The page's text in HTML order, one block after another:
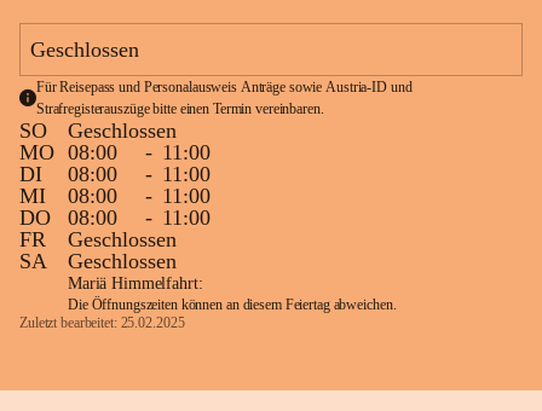
Geschlossen
Für Reisepass und Personalausweis Anträge sowie Austria-ID und
Strafregisterauszüge bitte einen Termin vereinbaren.
SO
Geschlossen
MO 08:00 - 11:00
DI
08:00 - 11:00
MI
08:00 - 11:00
DO
08:00 - 11:00
FR
Geschlossen
SA
Geschlossen
Mariä Himmelfahrt:
Die Öffnungszeiten können an diesem Feiertag abweichen.
Zuletzt bearbeitet: 25.02.2025